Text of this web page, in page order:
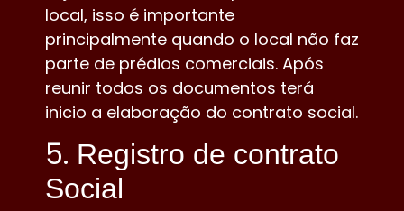
local, isso é importante
principalmente quando o local não faz
parte de prédios comerciais. Após
reunir todos os documentos terá
inicio a elaboração do contrato social.
5. Registro de contrato
Social